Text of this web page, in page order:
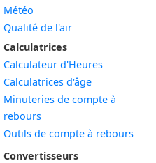
Météo
Qualité de l'air
Calculatrices
Calculateur d'Heures
Calculatrices d'âge
Minuteries de compte à
rebours
Outils de compte à rebours
Convertisseurs